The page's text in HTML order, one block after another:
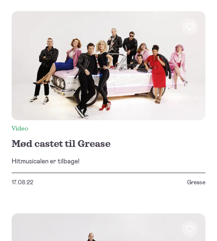
Video
Mød castet til Grease
Hitmusicalen er tilbage!
17.08.22 Grease